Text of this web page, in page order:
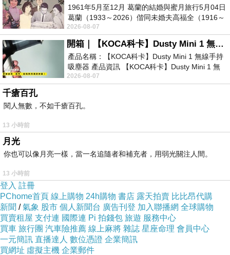
原來可以好好看妳的時間這麼短
1961年5月至12月 葛蘭的結婚與蜜月旅行5月04日
葛蘭（1933～2026）偕同未婚夫高福全（1916～
2004）乘郵輪赴倫敦6月15日於英國倫敦St.S
2026-08-07
開箱｜【KOCA科卡】Dusty Mini 1 無線手持吸塵器
產品名稱：【KOCA科卡】Dusty Mini 1 無線手持
吸塵器 產品資訊 【KOCA科卡】Dusty Mini 1 無
線手持吸塵器評語： 能吸、能吹兼具兩
2026-08-07
千瘡百孔
閱人無數，不如千瘡百孔。
13 小時前
月光
你也可以像月亮一樣，當一名追隨者和補充者，用弱光關注人間。
13 小時前
登入 註冊
PChome首頁 線上購物 24h購物 書店 露天拍賣 比比昂代購
新聞 /氣象 股市 個人新聞台 廣告刊登 加入聯播網 全球購物
買賣租屋 支付連 國際連 Pi 拍錢包 旅遊 服務中心
買車 旅行團 汽車險推薦 線上麻將 雜誌 星座命理 會員中心
一元簡訊 直播達人 數位憑證 企業簡訊
買網址 虛擬主機 企業郵件